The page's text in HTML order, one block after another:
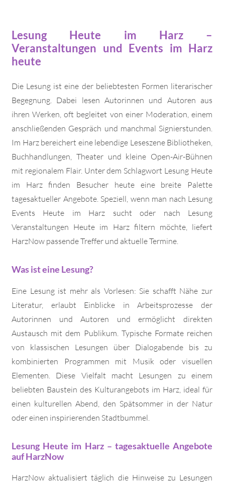
Lesung Heute im Harz –
Veranstaltungen und Events im Harz
heute
Die Lesung ist eine der beliebtesten Formen literarischer
Begegnung. Dabei lesen Autorinnen und Autoren aus
ihren Werken, oft begleitet von einer Moderation, einem
anschließenden Gespräch und manchmal Signierstunden.
Im Harz bereichert eine lebendige Leseszene Bibliotheken,
Buchhandlungen, Theater und kleine Open-Air-Bühnen
mit regionalem Flair. Unter dem Schlagwort Lesung Heute
im Harz finden Besucher heute eine breite Palette
tagesaktueller Angebote. Speziell, wenn man nach Lesung
Events Heute im Harz sucht oder nach Lesung
Veranstaltungen Heute im Harz filtern möchte, liefert
HarzNow passende Treffer und aktuelle Termine.
Was ist eine Lesung?
Eine Lesung ist mehr als Vorlesen: Sie schafft Nähe zur
Literatur, erlaubt Einblicke in Arbeitsprozesse der
Autorinnen und Autoren und ermöglicht direkten
Austausch mit dem Publikum. Typische Formate reichen
von klassischen Lesungen über Dialogabende bis zu
kombinierten Programmen mit Musik oder visuellen
Elementen. Diese Vielfalt macht Lesungen zu einem
beliebten Baustein des Kulturangebots im Harz, ideal für
einen kulturellen Abend, den Spätsommer in der Natur
oder einen inspirierenden Stadtbummel.
Lesung Heute im Harz – tagesaktuelle Angebote
auf HarzNow
HarzNow aktualisiert täglich die Hinweise zu Lesungen